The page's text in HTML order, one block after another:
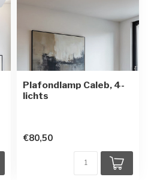
Plafondlamp Caleb, 4-
lichts
€80,50